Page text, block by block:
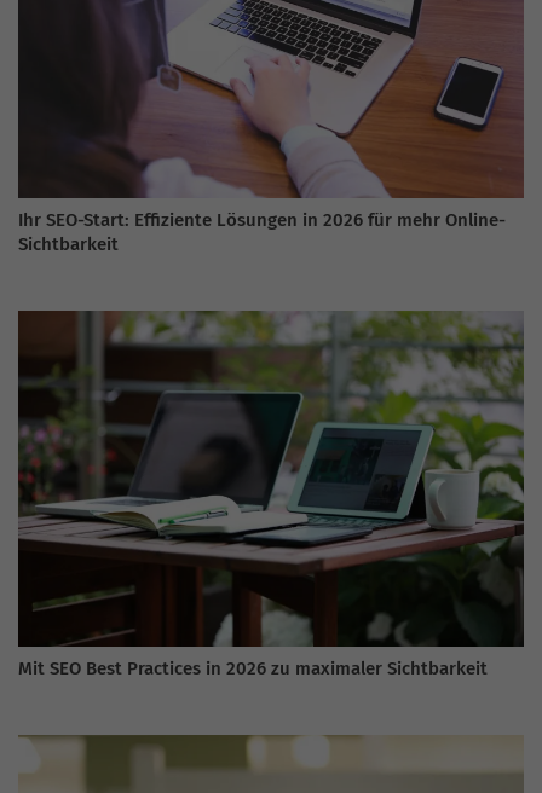
Ihr SEO-Start: Effiziente Lösungen in 2026 für mehr Online-
Sichtbarkeit
Mit SEO Best Practices in 2026 zu maximaler Sichtbarkeit